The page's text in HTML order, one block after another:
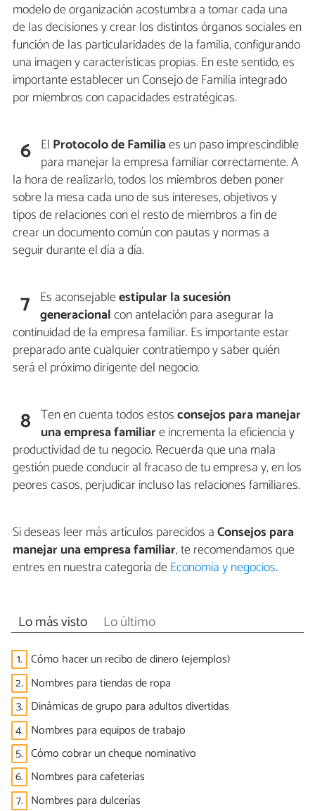
modelo de organización acostumbra a tomar cada una
de las decisiones y crear los distintos órganos sociales en
función de las particularidades de la familia, configurando
una imagen y características propias. En este sentido, es
importante establecer un Consejo de Familia integrado
por miembros con capacidades estratégicas.
6 El Protocolo de Familiaes un paso imprescindible
para manejar la empresa familiar correctamente. A
la hora de realizarlo, todos los miembros deben poner
sobre la mesa cada uno de sus intereses, objetivos y
tipos de relaciones con el resto de miembros a fin de
crear un documento común con pautas y normas a
seguir durante el día a día.
7 Es aconsejableestipular la sucesión
generacionalcon antelación para asegurar la
continuidad de la empresa familiar. Es importante estar
preparado ante cualquier contratiempo y saber quién
será el próximo dirigente del negocio.
8 Ten en cuenta todos estosconsejos para manejar
una empresa familiare incrementa la eficiencia y
productividad de tu negocio. Recuerda que una mala
gestión puede conducir al fracaso de tu empresa y, en los
peores casos, perjudicar incluso las relaciones familiares.
Si deseas leer más artículos parecidos aConsejos para
manejar una empresa familiar, te recomendamos que
entres en nuestra categoría deEconomía y negocios.
Lo más visto Lo último
1. Cómo hacer un recibo de dinero (ejemplos)
2. Nombres para tiendas de ropa
3. Dinámicas de grupo para adultos divertidas
4. Nombres para equipos de trabajo
5. Cómo cobrar un cheque nominativo
6. Nombres para cafeterías
7. Nombres para dulcerías